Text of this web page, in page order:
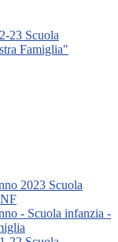
23 Scuola
Famiglia"
2023 Scuola
- Scuola infanzia -